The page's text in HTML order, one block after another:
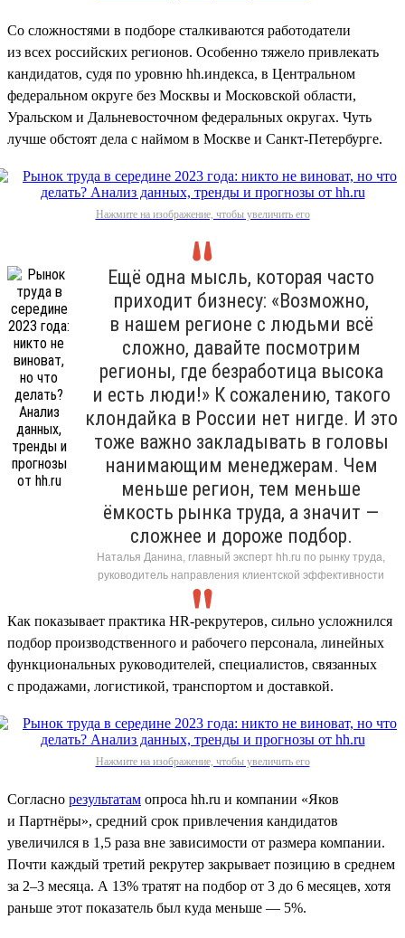
Со сложностями в подборе сталкиваются работодатели
из всех российских регионов. Особенно тяжело привлекать
кандидатов, судя по уровню hh.индекса, в Центральном
федеральном округе без Москвы и Московской области,
Уральском и Дальневосточном федеральных округах. Чуть
лучше обстоят дела с наймом в Москве и Санкт-Петербурге.
Нажмите на изображение, чтобы увеличить его
Ещё одна мысль, которая часто
приходит бизнесу: «Возможно,
в нашем регионе с людьми всё
сложно, давайте посмотрим
регионы, где безработица высока
и есть люди!» К сожалению, такого
клондайка в России нет нигде. И это
тоже важно закладывать в головы
нанимающим менеджерам. Чем
меньше регион, тем меньше
ёмкость рынка труда, а значит —
сложнее и дороже подбор.
Наталья Данина, главный эксперт hh.ru по рынку труда,
руководитель направления клиентской эффективности
Как показывает практика HR-рекрутеров, сильно усложнился
подбор производственного и рабочего персонала, линейных
функциональных руководителей, специалистов, связанных
с продажами, логистикой, транспортом и доставкой.
Нажмите на изображение, чтобы увеличить его
Согласно результатам опроса hh.ru и компании «Яков
и Партнёры», средний срок привлечения кандидатов
увеличился в 1,5 раза вне зависимости от размера компании.
Почти каждый третий рекрутер закрывает позицию в среднем
за 2–3 месяца. А 13% тратят на подбор от 3 до 6 месяцев, хотя
раньше этот показатель был куда меньше — 5%.